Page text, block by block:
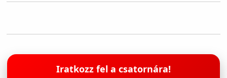
Iratkozz fel a csatornára!